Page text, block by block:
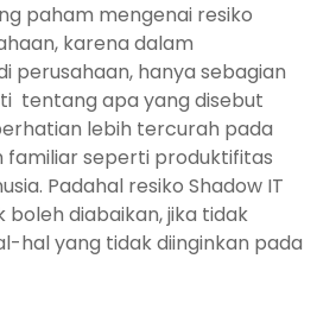
paham mengenai resiko
karena dalam
perusahaan, hanya sebagian
tentang apa yang disebut
lebih tercurah pada
familiar seperti produktifitas
Padahal resiko Shadow IT
diabaikan, jika tidak
hal yang tidak diinginkan pada